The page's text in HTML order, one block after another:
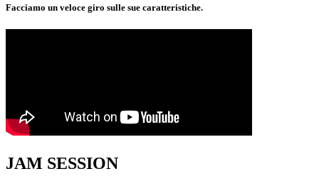
Facciamo un veloce giro sulle sue caratteristiche.
JAM SESSION